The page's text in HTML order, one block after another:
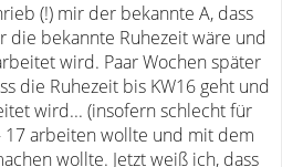
(!) mir der bekannte A, dass
die bekannte Ruhezeit wäre und
wird. Paar Wochen später
die Ruhezeit bis KW16 geht und
wird... (insofern schlecht für
17 arbeiten wollte und mit dem
wollte. Jetzt weiß ich, dass